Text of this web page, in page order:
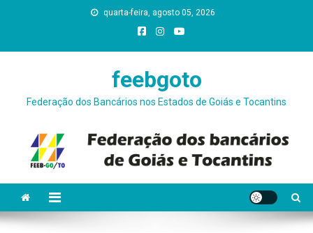
quarta-feira, agosto 05, 2026
feebgoto
Federação dos Bancários nos Estados de Goiás e Tocantins